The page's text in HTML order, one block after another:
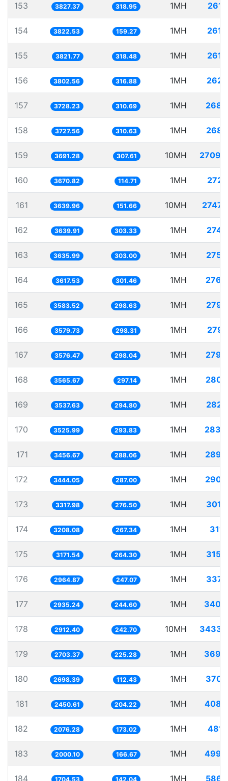
153 3827.37 318.95 1MH
154 3822.53 159.27 1MH
155 3821.77 318.48 1MH
156 3802.56 316.88 1MH
157 3728.23 310.69 1MH
158 3727.56 310.63 1MH
159 3691.28 307.61 10MH
160 3670.82 114.71 1MH
161 3639.96 151.66 10MH
162 3639.91 303.33 1MH
163 3635.99 303.00 1MH
164 3617.53 301.46 1MH
165 3583.52 298.63 1MH
166 3579.73 298.31 1MH
167 3576.47 298.04 1MH
168 3565.67 297.14 1MH
169 3537.63 294.80 1MH
170 3525.99 293.83 1MH
171 3456.67 288.06 1MH
172 3444.05 287.00 1MH
173 3317.98 276.50 1MH
174 3208.08 267.34 1MH
175 3171.54 264.30 1MH
176 2964.87 247.07 1MH
177 2935.24 244.60 1MH
178 2912.40 242.70 10MH
179 2703.37 225.28 1MH
180 2698.39 112.43 1MH
181 2450.61 204.22 1MH
182 2076.28 173.02 1MH
183 2000.10 166.67 1MH
184 1704.53 142.04 1MH